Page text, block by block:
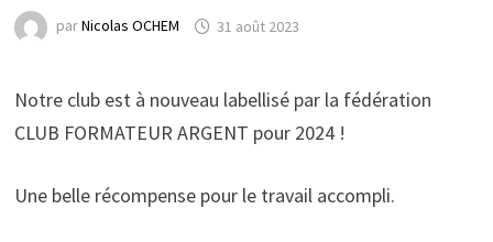
parNicolas OCHEM 31 août 2023
Notre club est à nouveau labellisé par la fédération
CLUB FORMATEUR ARGENT pour 2024 !
Une belle récompense pour le travail accompli.